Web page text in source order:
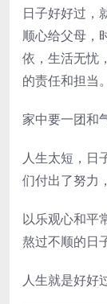
日子好好过，
顺心给父母，
依，生活无忧
的责任和担当。
家中要一团和
人生太短，日
们付出了努力
以乐观心和平
熬过不顺的日
人生就是好好